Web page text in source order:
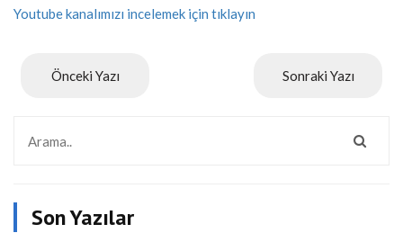
Son Yazılar
Youtube kanalımızı incelemek için tıklayın
Önceki Yazı Sonraki Yazı